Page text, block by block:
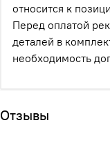
относится к
Перед оплатой
деталей в
необходимость
Отзывы